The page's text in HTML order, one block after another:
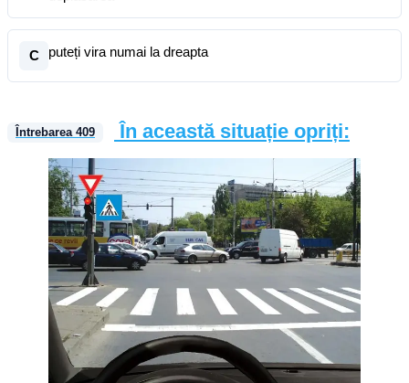
C puteți vira numai la dreapta
Întrebarea 409 În această situație opriți: